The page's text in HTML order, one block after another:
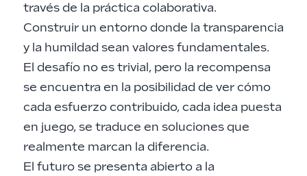
través de la práctica colaborativa.
Construir un entorno donde la transparencia
y la humildad sean valores fundamentales.
El desafío no es trivial, pero la recompensa
se encuentra en la posibilidad de ver cómo
cada esfuerzo contribuido, cada idea puesta
en juego, se traduce en soluciones que
realmente marcan la diferencia.
El futuro se presenta abierto a la